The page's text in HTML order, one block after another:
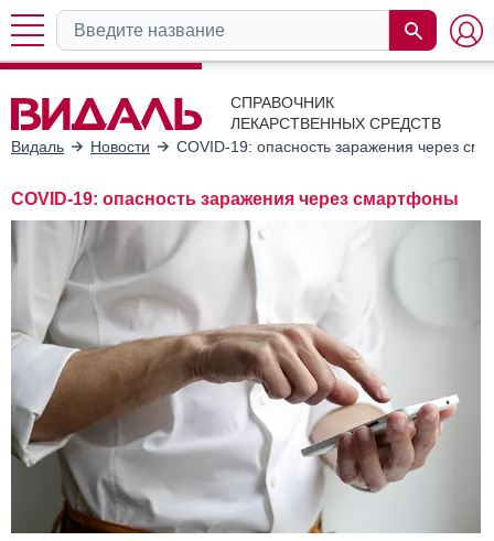
СПРАВОЧНИК
ЛЕКАРСТВЕННЫХ СРЕДСТВ
Видаль
Новости COVID-19: опасность заражения через
COVID-19: опасность заражения через смартфоны